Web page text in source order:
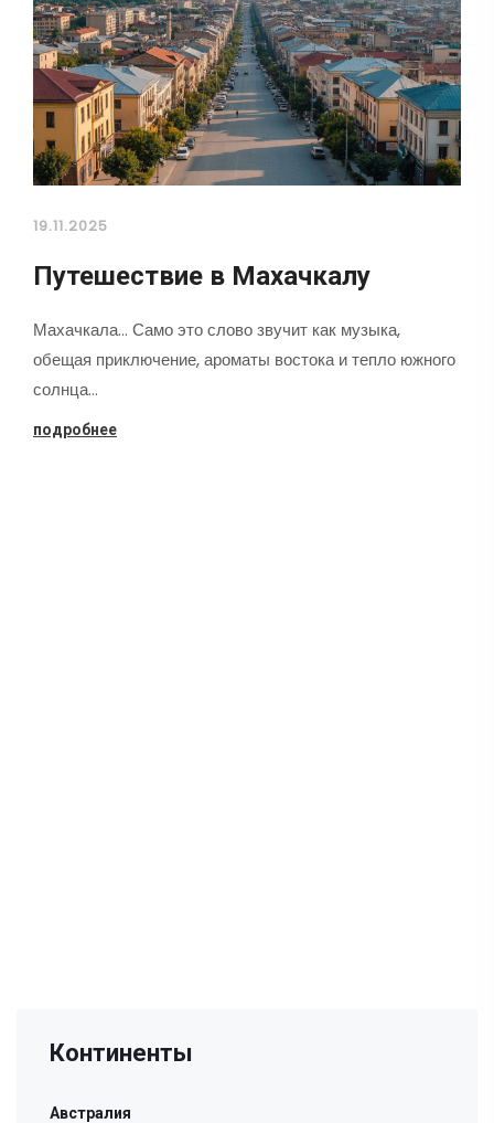
19.11.2025
Путешествие в Махачкалу
Махачкала... Само это слово звучит как музыка,
обещая приключение, ароматы востока и тепло южного
солнца…
подробнее
Континенты
Австралия